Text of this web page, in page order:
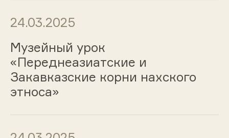
24.03.2025
Музейный урок
«Переднеазиатские и
Закавказские корни нахского
этноса»